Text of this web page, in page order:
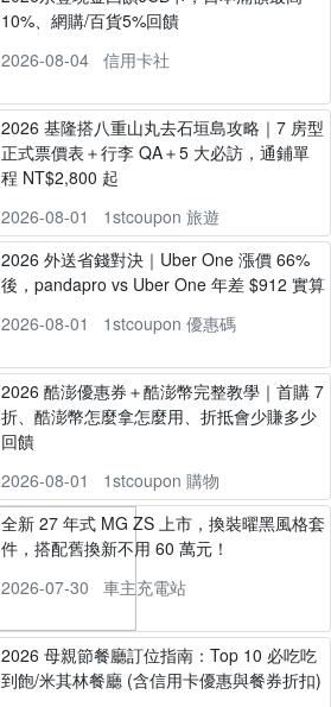
10%、網購/百貨5%回饋
2026-08-04
信用卡社
2026 基隆搭八重山丸去石垣島攻略｜7 房型
正式票價表＋行李 QA＋5 大必訪，通鋪單
程 NT$2,800 起
2026-08-01
1stcoupon 旅遊
2026 外送省錢對決｜Uber One 漲價 66%
後，pandapro vs Uber One 年差 $912 實算
2026-08-01
1stcoupon 優惠碼
2026 酷澎優惠券＋酷澎幣完整教學｜首購 7
折、酷澎幣怎麼拿怎麼用、折抵會少賺多少
回饋
2026-08-01
1stcoupon 購物
全新 27 年式 MG ZS 上市，換裝曜黑風格套
件，搭配舊換新不用 60 萬元！
2026-07-30
車主充電站
2026 母親節餐廳訂位指南：Top 10 必吃吃
到飽/米其林餐廳 (含信用卡優惠與餐券折扣)